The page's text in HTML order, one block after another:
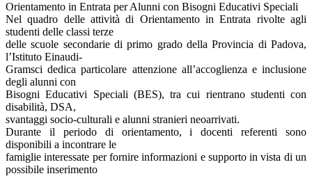
Orientamento in Entrata per Alunni con Bisogni Educativi Speciali
Nel quadro delle attività di Orientamento in Entrata rivolte agli
studenti delle classi terze
delle scuole secondarie di primo grado della Provincia di Padova,
l’Istituto Einaudi-
Gramsci dedica particolare attenzione all’accoglienza e inclusione
degli alunni con
Bisogni Educativi Speciali (BES), tra cui rientrano studenti con
disabilità, DSA,
svantaggi socio-culturali e alunni stranieri neoarrivati.
Durante il periodo di orientamento, i docenti referenti sono
disponibili a incontrare le
famiglie interessate per fornire informazioni e supporto in vista di un
possibile inserimento